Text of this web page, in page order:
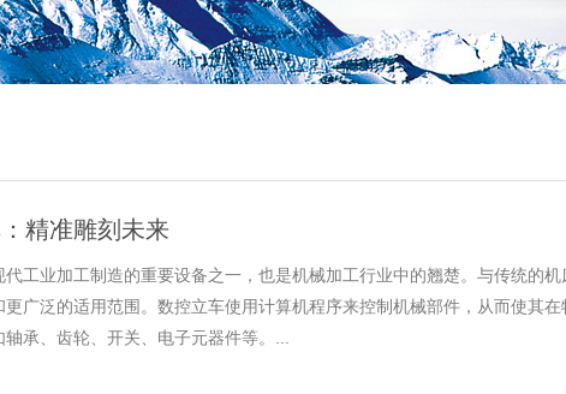
精准雕刻未来
代工业加工制造的重要设备之一，也是机械加工行业中的翘楚。与传统的
更广泛的适用范围。数控立车使用计算机程序来控制机械部件，从而使其
承、齿轮、开关、电子元器件等。...